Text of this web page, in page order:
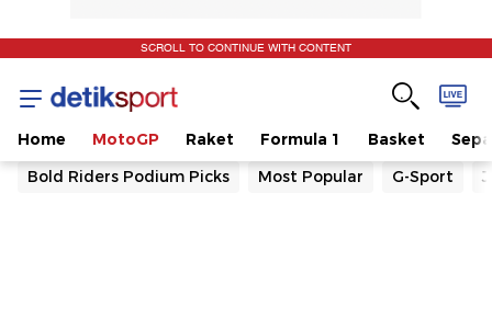
SCROLL TO CONTINUE WITH CONTENT
Home MotoGP Raket Formula 1 Basket
Bold Riders Podium Picks
Most Popular G-Sport